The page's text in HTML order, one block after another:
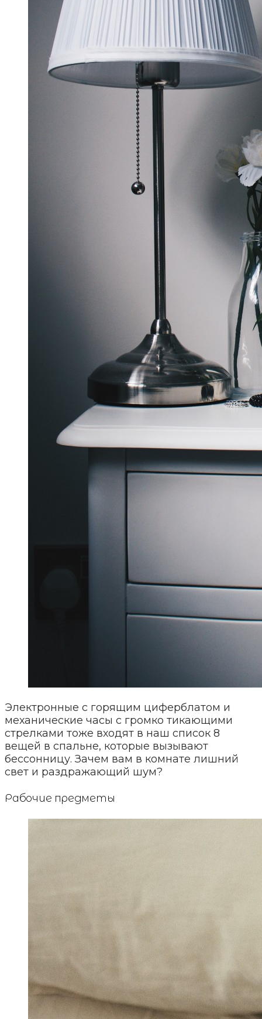
Электронные с горящим циферблатом и
механические часы с громко тикающими
стрелками тоже входят в наш список 8
вещей в спальне, которые вызывают
бессонницу. Зачем вам в комнате лишний
свет и раздражающий шум?
Рабочие предметы